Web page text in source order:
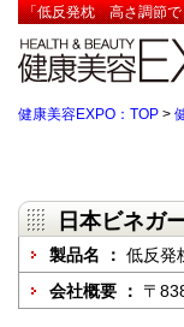
「低反発枕 高さ調節で
健康美容EXPO：TOP >
日本ビネガ
製品名 ： 低反
会社概要 ： 〒